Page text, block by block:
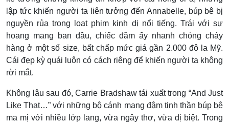
lập tức khiến người ta liên tưởng đến Annabelle, búp bê bị
nguyền rủa trong loạt phim kinh dị nổi tiếng. Trái với sự
hoang mang ban đầu, chiếc đầm ấy nhanh chóng cháy
hàng ở một số size, bất chấp mức giá gần 2.000 đô la Mỹ.
Cái đẹp kỳ quái luôn có cách riêng để khiến người ta không
rời mắt.
Không lâu sau đó, Carrie Bradshaw tái xuất trong “And Just
Like That…” với những bộ cánh mang đậm tinh thần búp bê
ma mị với nhiều lớp lang, vừa ngây thơ, vừa dị biệt. Trong